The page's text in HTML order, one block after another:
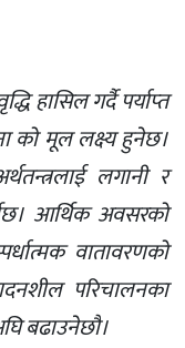
हासिल गर्दै पर्याप्‍त
को मूल लक्ष्य हुनेछ।
लगानी र
आर्थिक अवसरको
वातावरणको
परिचालनका
बढाउनेछौ।